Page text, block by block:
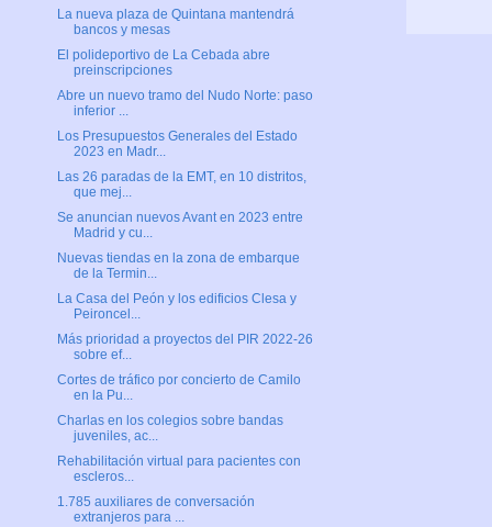
La nueva plaza de Quintana mantendrá
bancos y mesas
El polideportivo de La Cebada abre
preinscripciones
Abre un nuevo tramo del Nudo Norte: paso
inferior ...
Los Presupuestos Generales del Estado
2023 en Madr...
Las 26 paradas de la EMT, en 10 distritos,
que mej...
Se anuncian nuevos Avant en 2023 entre
Madrid y cu...
Nuevas tiendas en la zona de embarque
de la Termin...
La Casa del Peón y los edificios Clesa y
Peironcel...
Más prioridad a proyectos del PIR 2022-26
sobre ef...
Cortes de tráfico por concierto de Camilo
en la Pu...
Charlas en los colegios sobre bandas
juveniles, ac...
Rehabilitación virtual para pacientes con
escleros...
1.785 auxiliares de conversación
extranjeros para ...